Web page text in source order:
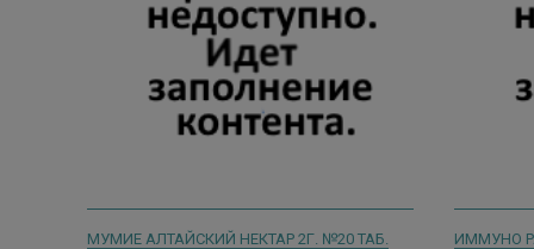
МУМИЕ АЛТАЙСКИЙ НЕКТАР 2Г. №20 ТАБ.